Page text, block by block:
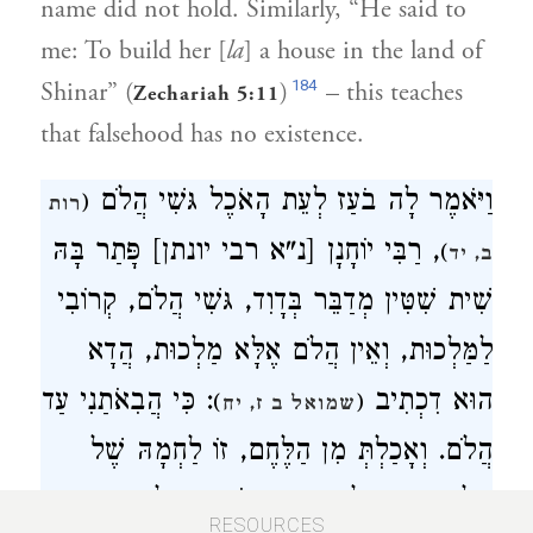
name did not hold. Similarly, “He said to
me: To build her [la] a house in the land of
Shinar” (Zechariah 5:11) 184 – this teaches
that falsehood has no existence.
וַיֹּאמֶר לָה בֹעַז לְעֵת הָאֹכֶל גּשִׁי הֲלֹם (רות
ב, יד), רַבִּי יוֹחָנָן [נ"א רבי יונתן] פָּתַר בָּהּ
שִׁית שִׁטִּין מְדַבֵּר בְּדָוִד, גּשִׁי הֲלֹם, קְרוֹבִי
לַמַּלְכוּת, וְאֵין הֲלֹם אֶלָּא מַלְכוּת, הֲדָא
הוּא דִכְתִיב (שמואל ב ז, יח): כִּי הֲבִאֹתַנִי עַד
הֲלֹם. וְאָכַלְתְּ מִן הַלֶּחֶם, זוֹ לַחְמָהּ שֶׁל
מַלְכוּת. וְטָבַלְתְּ פִּתֵּךְ בַּחֹמֶץ, אֵלּוּ הַיִּסּוּרִין,
RESOURCES